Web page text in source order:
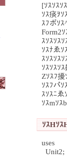
[ｿｽｿｽｿ
ｿｽ痰ｦｿ
ｽﾌボｿｽ
Form2
ｽｿｽｿｽ
ｿｽﾅゑｿ
ｽｿｽｿｽ
ｿｽｿｽｿ
Zｿｽﾌ擾
ｿｽﾌパｿ
ｽｿｽﾆゑ
ｿｽmｿｽ
ｿｽHｿｽ
uses
Unit2;